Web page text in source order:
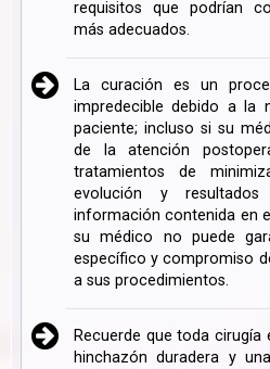
requisitos que podrían
más adecuados.
La curación es un
impredecible debido a la
paciente; incluso si su
de la atención
tratamientos de
evolución y
información contenida en
su médico no puede
específico y compromiso
a sus procedimientos.
Recuerde que toda
hinchazón duradera y